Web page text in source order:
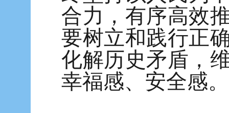
合力，有序高效
要树立和践行正
化解历史矛盾，
幸福感、安全感。